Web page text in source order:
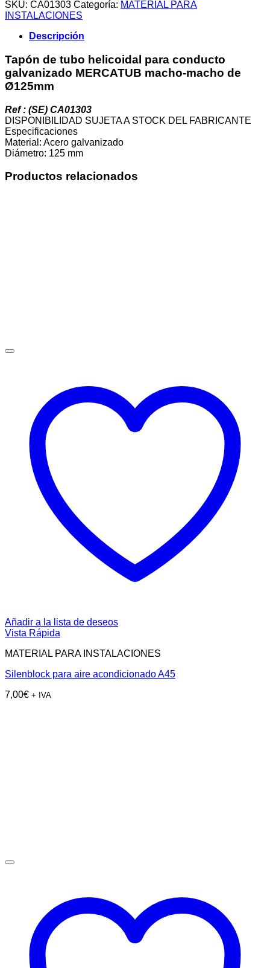
helicoidal
para
conducto
galvanizado
MERCATUB
macho-
macho
de
cantidad
SKU: CA01303 Categoría: MATERIAL PARA
INSTALACIONES
Descripción
Tapón de tubo helicoidal para conducto
galvanizado MERCATUB macho-macho de
Ø125mm
Ref : (SE) CA01303
DISPONIBILIDAD SUJETA A STOCK DEL FABRICANTE
Especificaciones
Material: Acero galvanizado
Diámetro: 125 mm
Productos relacionados
Añadir a la lista de deseos
Vista Rápida
MATERIAL PARA INSTALACIONES
Silenblock para aire acondicionado A45
7,00€ + IVA